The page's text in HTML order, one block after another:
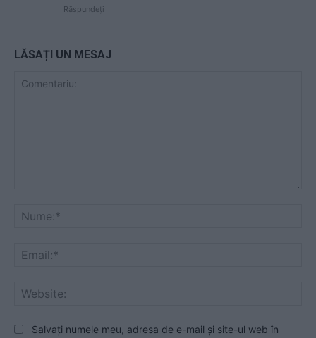
Răspundeți
LĂSAȚI UN MESAJ
Salvați numele meu, adresa de e-mail și site-ul web în